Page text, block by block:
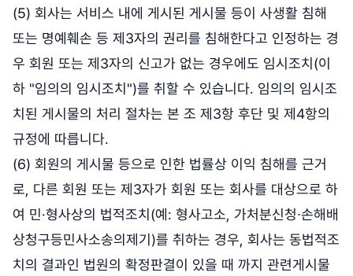
(5) 회사는 서비스 내에 게시된 게시물 등이 사생활 침해
또는 명예훼손 등 제3자의 권리를 침해한다고 인정하는 경
우 회원 또는 제3자의 신고가 없는 경우에도 임시조치(이
하 "임의의 임시조치")를 취할 수 있습니다. 임의의 임시조
치된 게시물의 처리 절차는 본 조 제3항 후단 및 제4항의
규정에 따릅니다.
(6) 회원의 게시물 등으로 인한 법률상 이익 침해를 근거
로, 다른 회원 또는 제3자가 회원 또는 회사를 대상으로 하
여 민·형사상의 법적조치(예: 형사고소, 가처분신청∙손해배
상청구등민사소송의제기)를 취하는 경우, 회사는 동법적조
치의 결과인 법원의 확정판결이 있을 때 까지 관련게시물